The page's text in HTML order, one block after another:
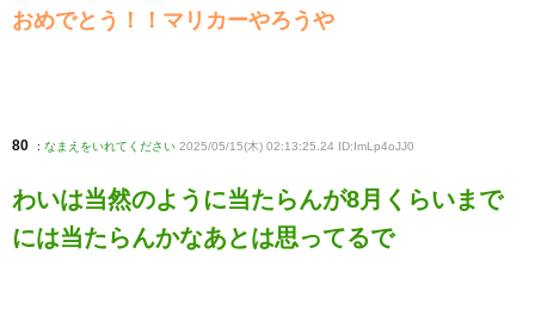
おめでとう！！マリカーやろうや
80 : なまえをいれてください 2025/05/15(木) 02:13:25.24 ID:ImLp4oJJ0
わいは当然のように当たらんが8月くらいまで
には当たらんかなあとは思ってるで